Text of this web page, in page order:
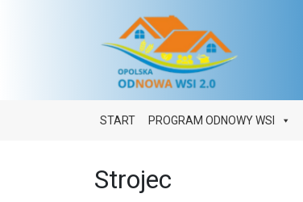
Main Navigation
START PROGRAM ODNOWY WSI
Strojec